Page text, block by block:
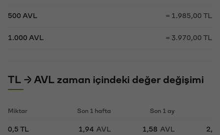
500 AVL = 1.985,00 TL
1.000 AVL = 3.970,00 TL
TL → AVL zaman içindeki değer değişimi
Miktar Son 1 hafta Son 1 ay
0,5 TL 1,94 AVL 1,58 AVL